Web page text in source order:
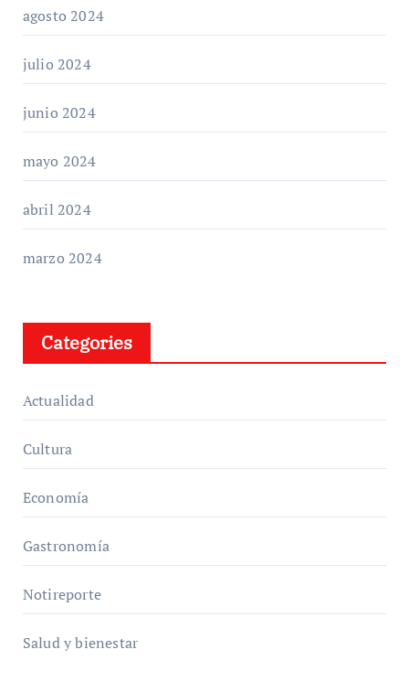
agosto 2024
julio 2024
junio 2024
mayo 2024
abril 2024
marzo 2024
Categories
Actualidad
Cultura
Economía
Gastronomía
Notireporte
Salud y bienestar